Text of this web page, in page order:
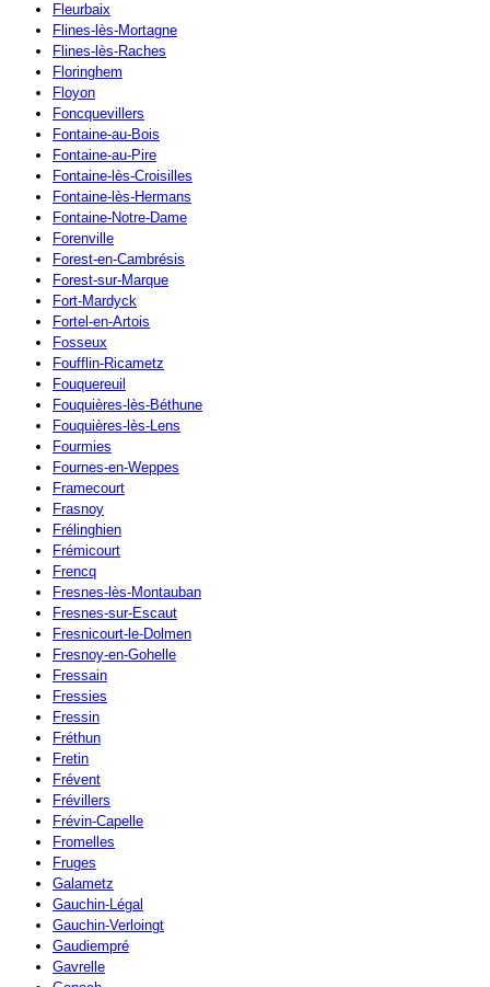
Fleurbaix
Flines-lès-Mortagne
Flines-lès-Raches
Floringhem
Floyon
Foncquevillers
Fontaine-au-Bois
Fontaine-au-Pire
Fontaine-lès-Croisilles
Fontaine-lès-Hermans
Fontaine-Notre-Dame
Forenville
Forest-en-Cambrésis
Forest-sur-Marque
Fort-Mardyck
Fortel-en-Artois
Fosseux
Foufflin-Ricametz
Fouquereuil
Fouquières-lès-Béthune
Fouquières-lès-Lens
Fourmies
Fournes-en-Weppes
Framecourt
Frasnoy
Frélinghien
Frémicourt
Frencq
Fresnes-lès-Montauban
Fresnes-sur-Escaut
Fresnicourt-le-Dolmen
Fresnoy-en-Gohelle
Fressain
Fressies
Fressin
Fréthun
Fretin
Frévent
Frévillers
Frévin-Capelle
Fromelles
Fruges
Galametz
Gauchin-Légal
Gauchin-Verloingt
Gaudiempré
Gavrelle